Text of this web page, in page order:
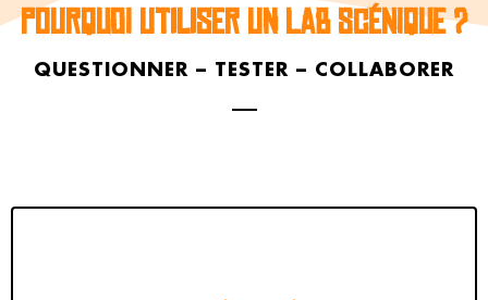
POURQUOI UTILISER UN LAB SCÉNIQUE ?
QUESTIONNER – TESTER – COLLABORER